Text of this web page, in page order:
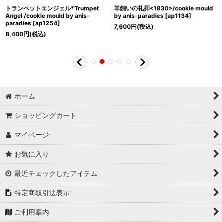
トランペットエンジェル*Trumpet
Angel /cookie mould by anis-
paradies [ap1254]
8,400円(税込)
羊飼いの礼拝<1830>/cookie mould
by anis-paradies [ap1134]
7,600円(税込)
ホーム
ショッピングカート
マイページ
お気に入り
最近チェックしたアイテム
特定商取引法表示
ご利用案内